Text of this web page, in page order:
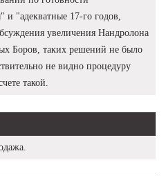
и "адекватные 17-го годов,
увеличения Нандролона
Боров, таких решений не было
не видно процедуру
такой.